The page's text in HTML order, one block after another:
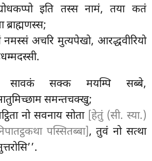
इति तस्स नामं, तया कतं
ब्राह्मणस्स;
नमस्सं अचरि मुत्यपेखो, आरद्धवीरियो
सावकं सक्क मयम्पि सब्बे,
समन्तचक्खु;
नो सवनाय सोता [हेतुं (सी. स्या.)
पस्सितब्बा], तुवं नो सत्था